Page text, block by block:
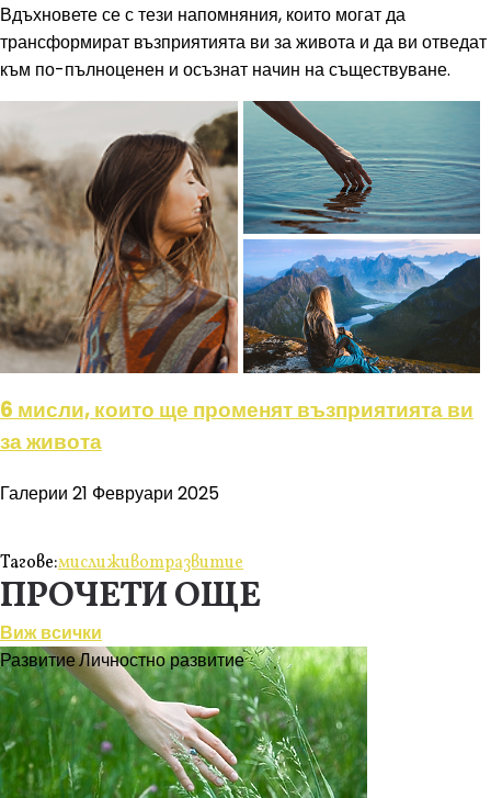
Вдъхновете се с тези напомняния, които могат да
трансформират възприятията ви за живота и да ви отведат
към по-пълноценен и осъзнат начин на съществуване.
6 мисли, които ще променят възприятията ви
за живота
Галерии 21 Февруари 2025
Тагове:мислиживотразвитие
ПРОЧЕТИ ОЩЕ
Виж всички
РазвитиеЛичностно развитие